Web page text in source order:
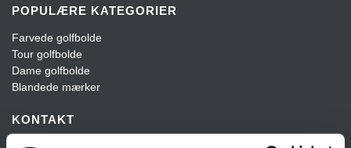
POPULÆRE KATEGORIER
Farvede golfbolde
Tour golfbolde
Dame golfbolde
Blandede mærker
KONTAKT